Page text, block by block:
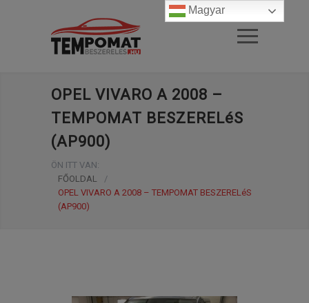
OPEL VIVARO A 2008 –
TEMPOMAT BESZERELéS
(AP900)
ÖN ITT VAN:
FŐOLDAL
/
OPEL VIVARO A 2008 – TEMPOMAT BESZERELéS
(AP900)
Magyar